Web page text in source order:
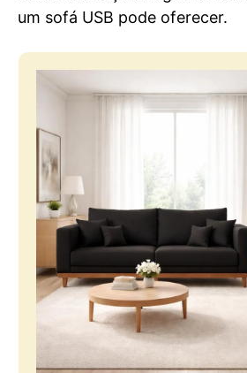
um sofá USB pode oferecer.